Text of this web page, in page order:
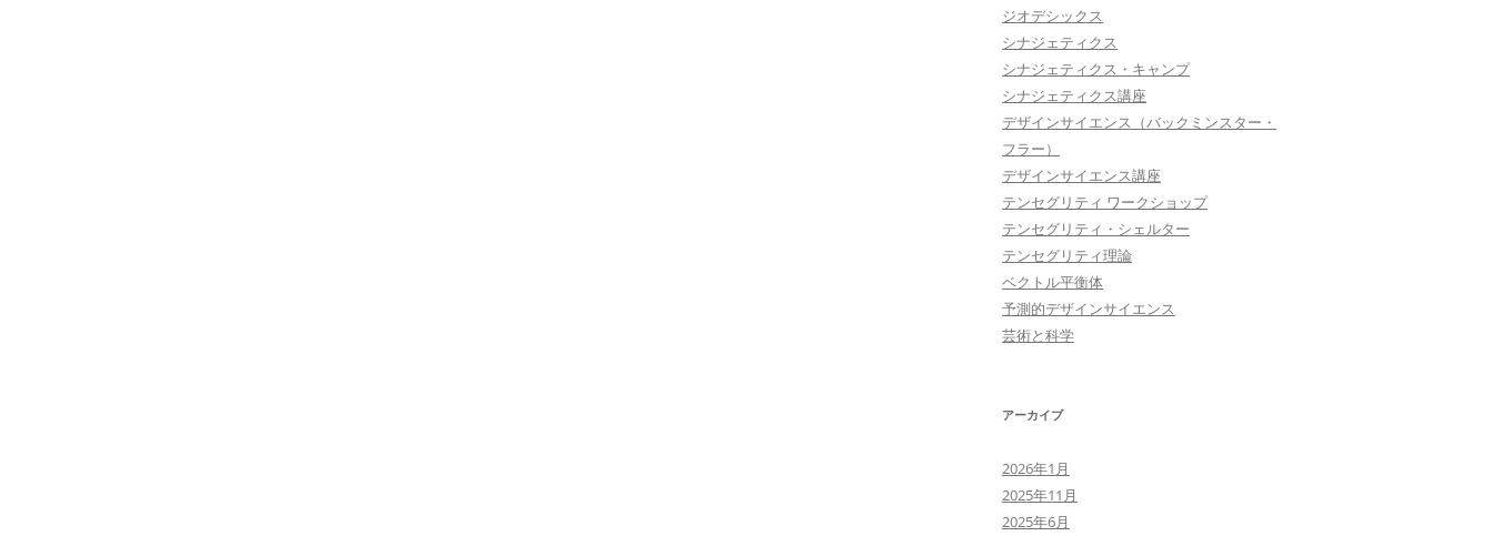
ジオデシックス
シナジェティクス
シナジェティクス・キャンプ
シナジェティクス講座
デザインサイエンス（バックミンスター・
フラー）
デザインサイエンス講座
テンセグリティ ワークショップ
テンセグリティ・シェルター
テンセグリティ理論
ベクトル平衡体
予測的デザインサイエンス
芸術と科学
アーカイブ
2026年1月
2025年11月
2025年6月